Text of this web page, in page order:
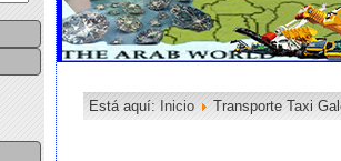
Está aquí: Inicio Transporte Taxi